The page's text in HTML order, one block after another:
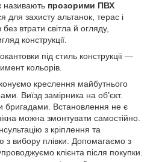
називають прозорими ПВХ
для захисту альтанок, терас і
без втрати світла й огляду,
конструкції.
під стиль конструкції —
кольорів.
креслення майбутнього
Виїзд замірника на об’єкт.
Встановлення не є
можна змонтувати самостійно.
з кріплення та
з вибору плівки. Допомагаємо з
клієнта після покупки.